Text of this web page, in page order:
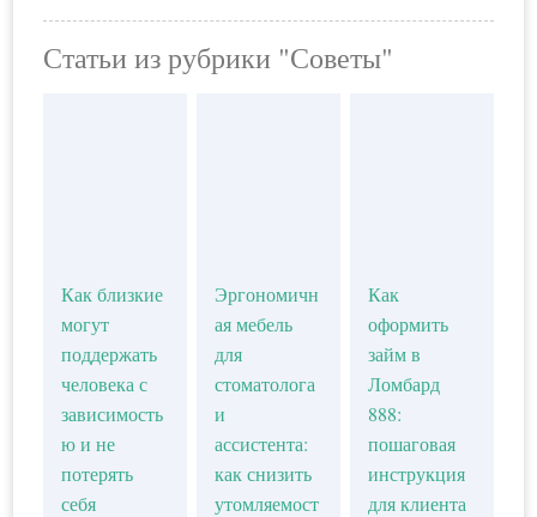
Статьи из рубрики "Советы"
Как близкие
могут
поддержать
человека с
зависимость
ю и не
потерять
себя
Эргономичн
ая мебель
для
стоматолога
и
ассистента:
как снизить
утомляемост
Как
оформить
займ в
Ломбард
888:
пошаговая
инструкция
для клиента